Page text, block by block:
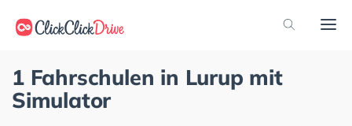
1 Fahrschulen in Lurup mit
Simulator